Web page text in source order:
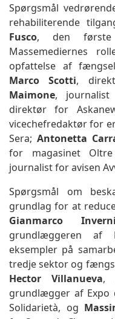
Spørgsmål
rehabiliterende
Fusco, den første
Massemediernes
opfattelse af
Marco Scotti,
Maimone,
direktør for
vicechefredaktør for
Sera; Antonetta
for magasinet
journalist for avisen
Spørgsmål om
grundlag for at
Gianmarco
grundlæggeren af
eksempler på
tredje sektor og
Hector Villanueva,
grundlægger af Expo
Solidarietà, og